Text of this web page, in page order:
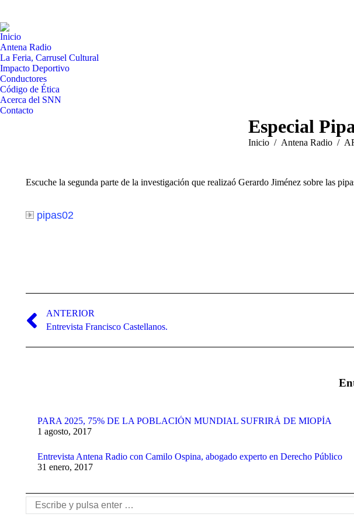
Inicio
Antena Radio
La Feria, Carrusel Cultural
Impacto Deportivo
Conductores
Código de Ética
Acerca del SNN
Contacto
Especial
Estás aquí:
Inicio Antena Radio
Escuche la segunda parte de la investigación que realizaó Gerardo Jiménez sobre las
pipas02
entre
publicaciones
ANTERIOR
Publicación
Entrevista Francisco Castellanos.
PARA 2025, 75% DE LA POBLACIÓN MUNDIAL SUFRIRÁ DE MIOPÍA
1 agosto, 2017
Entrevista Antena Radio con Camilo Ospina, abogado experto en Derecho Público
31 enero, 2017
Buscar: